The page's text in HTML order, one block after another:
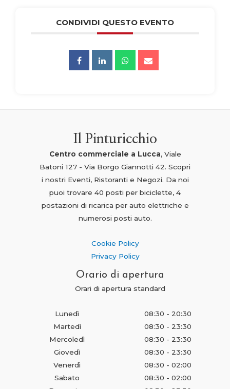
CONDIVIDI QUESTO EVENTO
Il Pinturicchio
Centro commerciale a Lucca, Viale
Batoni 127 - Via Borgo Giannotti 42. Scopri
i nostri Eventi, Ristoranti e Negozi. Da noi
puoi trovare 40 posti per biciclette, 4
postazioni di ricarica per auto elettriche e
numerosi posti auto.
Cookie Policy
Privacy Policy
Orario di apertura
Orari di apertura standard
Lunedì
Martedì
Mercoledì
Giovedì
Venerdì
Sabato
08:30 - 20:30
08:30 - 23:30
08:30 - 23:30
08:30 - 23:30
08:30 - 02:00
08:30 - 02:00